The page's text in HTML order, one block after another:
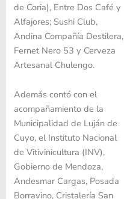
de Coria), Entre Dos Café y
Alfajores; Sushi Club,
Andina Compañía Destilera,
Fernet Nero 53 y Cerveza
Artesanal Chulengo.
Además contó con el
acompañamiento de la
Municipalidad de Luján de
Cuyo, el Instituto Nacional
de Vitivinicultura (INV),
Gobierno de Mendoza,
Andesmar Cargas, Posada
Borravino, Cristalería San